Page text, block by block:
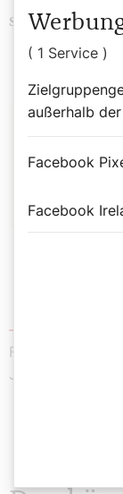
Schlagwörter
Autor:
JEWISH
Festival für
Juni.
( 1 Service )
außerhalb
Facebook
Facebook